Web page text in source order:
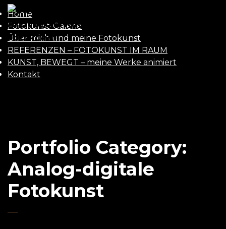
Home
Fotokunst-Galerie
Über mich und meine Fotokunst
REFERENZEN – FOTOKUNST IM RAUM
KUNST, BEWEGT – meine Werke animiert
Kontakt
Portfolio Category:
Analog-digitale
Fotokunst